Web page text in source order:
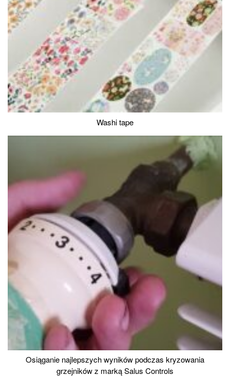
Washi tape
Osiąganie najlepszych wyników podczas kryzowania
grzejników z marką Salus Controls